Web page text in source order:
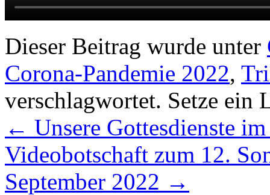
Dieser Beitrag wurde unter
Corona-Pandemie 2022,
verschlagwortet. Setze ein
← Unsere Gottesdienste
Videobotschaft zum 12.
September 2022 →